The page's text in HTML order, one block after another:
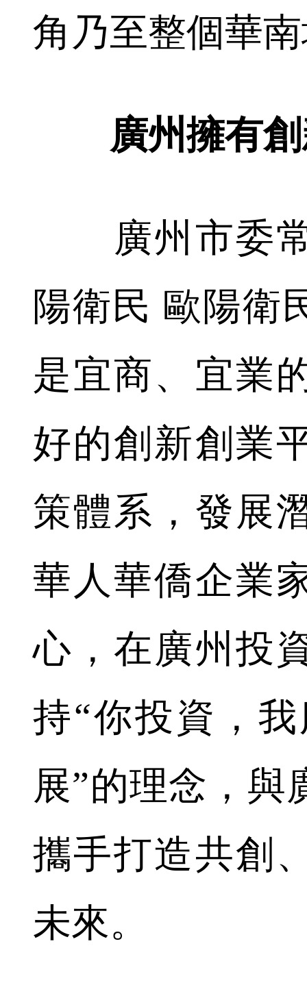
角乃至整個華
廣州擁有
廣州市委常
陽衛民 歐陽衛
是宜商、宜業
好的創新創業
策體系，發展
華人華僑企業
心，在廣州投
持“你投資，
展”的理念，與
攜手打造共創
未來。